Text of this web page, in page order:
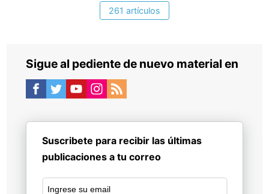
261 artículos
Sigue al pediente de nuevo material en
Suscribete para recibir las últimas
publicaciones a tu correo